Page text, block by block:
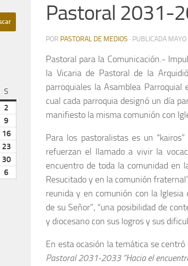
Pastoral 2031-
POR PASTORAL DE MEDIOS · PUBLICADA
Pastoral para la Comunicación.-
la Vicaria de Pastoral de la
parroquiales la Asamblea
cual cada parroquia designó un día
manifiesto la misma comunión con
Para los pastoralistas es un
refuerzan el llamado a vivir la
encuentro de toda la comunidad en
Resucitado y en la comunión
reunida y en comunión con la Iglesia
de su Señor”, “una posibilidad de
y diocesano con sus logros y sus
En esta ocasión la temática se
Pastoral 2031-2033 “Hacia el
S
2
2026
9
9,
2026
16agosto
2026
23
23,
30agosto
6